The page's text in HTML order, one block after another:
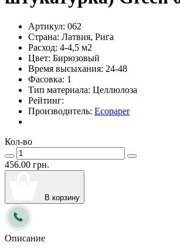
Артикул: 062
Страна: Латвия, Рига
Расход: 4-4,5 м2
Цвет: Бирюзовый
Время высыхания: 24-48
Фасовка: 1
Тип материала: Целлюлоза
Рейтинг:
Производитель: Ecopaper
Кол-во
456.00 грн.
В корзину
Описание